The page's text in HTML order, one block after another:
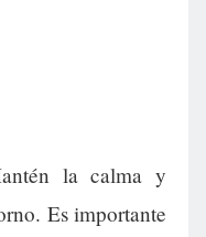
la calma y
Es importante